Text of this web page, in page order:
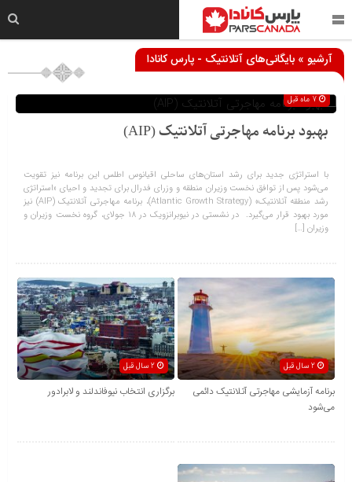
آرشیو » بایگانی‌های آتلانتیک - پارس کانادا
بهبود برنامه مهاجرتی آتلانتیک (AIP)
با استراتژی جدید برای رشد استان‌های ساحلی اقیانوس اطلس این برنامه نیز تقویت
می‌شود پس از توافق نخست وزیران منطقه و وزرای فدرال برای تجدید و احیای «استراتژی
رشد منطقه آتلانتیک» (Atlantic Growth Strategy)، برنامه مهاجرتی آتلانتیک (AIP) نیز
مورد بهبود قرار می‌گیرد. در نشستی در نیوبرانزویک در 18 جولای، گروه نخست وزیران و
وزیران […]
2 سال قبل
برنامه آزمایشی مهاجرتی آتلانتیک دائمی
می‌شود
برگزاری انتخاب نیوفاندلند و لابرادور